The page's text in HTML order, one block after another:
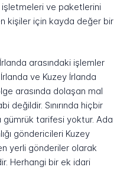
ve paketlerini
kişiler için kayda değer bir
arasındaki işlemler
ve Kuzey İrlanda
arasında dolaşan mal
değildir. Sınırında hiçbir
gümrük tarifesi yoktur. Ada
göndericileri Kuzey
yerli gönderiler olarak
Herhangi bir ek idari